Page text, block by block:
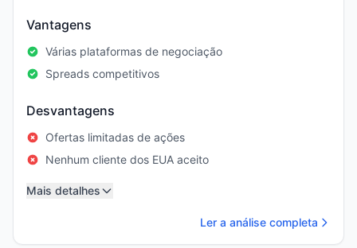
Vantagens
Várias plataformas de negociação
Spreads competitivos
Desvantagens
Ofertas limitadas de ações
Nenhum cliente dos EUA aceito
Mais detalhes
Ler a análise completa